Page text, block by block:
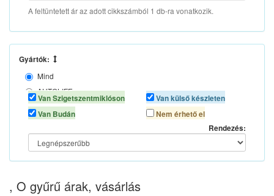
A feltüntetett ár az adott cikkszámból 1 db-ra vonatkozik.
Gyártók:
Mind
AUTOLIFE
CORONA
VALEO
VERKE
Van Szigetszentmiklóson
Van Budán
Van külső készleten
Nem érhető el
Rendezés:
, O gyűrű árak, vásárlás